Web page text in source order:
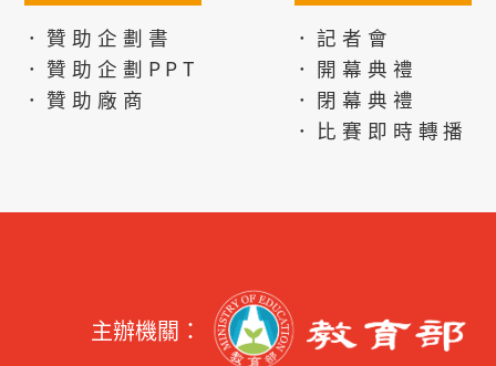
．贊助企劃書
．贊助企劃PPT
．贊助廠商
．記者會
．開幕典禮
．閉幕典禮
．比賽即時轉播
主辦機關：